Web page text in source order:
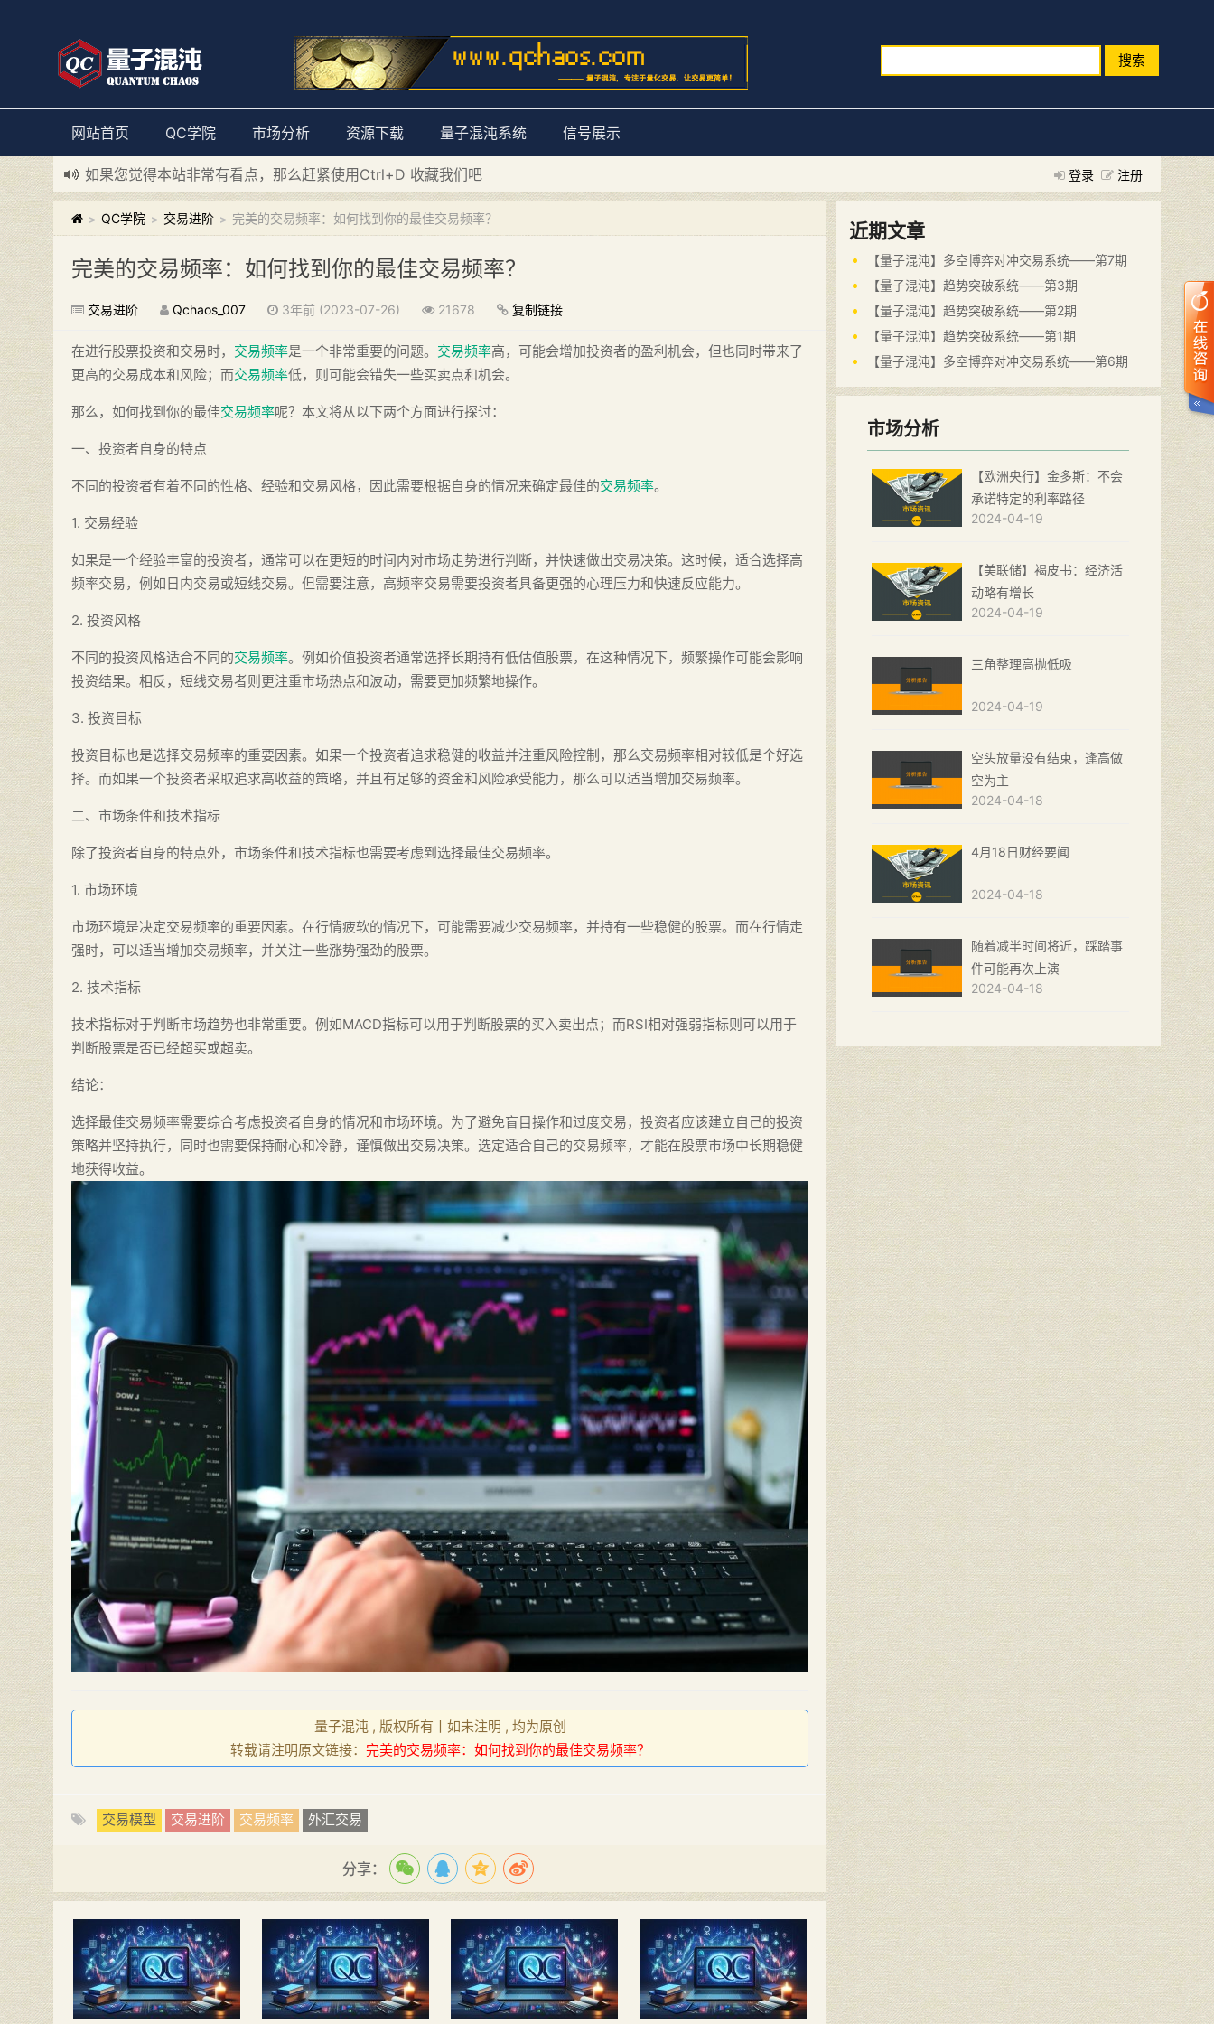
搜索
网站首页 QC学院 市场分析 资源下载 量子混沌系统 信号展示
登录 注册
如果您觉得本站非常有看点，那么赶紧使用Ctrl+D 收藏我们吧
新添加量子混沌系统板块，欢迎大家访问！---“量子混沌系统”
> QC学院 > 交易进阶 > 完美的交易频率：如何找到你的最佳交易频率？
完美的交易频率：如何找到你的最佳交易频率？
交易进阶 Qchaos_007 3年前 (2023-07-26) 21678 复制链接
在进行股票投资和交易时， 交易频率是一个非常重要的问题。 交易频率高，可能会增加投资者的盈利机会，但也同时带来了
更高的交易成本和风险；而交易频率低，则可能会错失一些买卖点和机会。
那么，如何找到你的最佳交易频率呢？本文将从以下两个方面进行探讨：
一、投资者自身的特点
不同的投资者有着不同的性格、经验和交易风格，因此需要根据自身的情况来确定最佳的交易频率。
1. 交易经验
如果是一个经验丰富的投资者，通常可以在更短的时间内对市场走势进行判断，并快速做出交易决策。这时候，适合选择高
频率交易，例如日内交易或短线交易。但需要注意，高频率交易需要投资者具备更强的心理压力和快速反应能力。
2. 投资风格
不同的投资风格适合不同的交易频率。例如价值投资者通常选择长期持有低估值股票，在这种情况下，频繁操作可能会影响
投资结果。相反，短线交易者则更注重市场热点和波动，需要更加频繁地操作。
3. 投资目标
投资目标也是选择交易频率的重要因素。如果一个投资者追求稳健的收益并注重风险控制，那么交易频率相对较低是个好选
择。而如果一个投资者采取追求高收益的策略，并且有足够的资金和风险承受能力，那么可以适当增加交易频率。
二、市场条件和技术指标
除了投资者自身的特点外，市场条件和技术指标也需要考虑到选择最佳交易频率。
1. 市场环境
市场环境是决定交易频率的重要因素。在行情疲软的情况下，可能需要减少交易频率，并持有一些稳健的股票。而在行情走
强时，可以适当增加交易频率，并关注一些涨势强劲的股票。
2. 技术指标
技术指标对于判断市场趋势也非常重要。例如MACD指标可以用于判断股票的买入卖出点；而RSI相对强弱指标则可以用于
判断股票是否已经超买或超卖。
结论：
选择最佳交易频率需要综合考虑投资者自身的情况和市场环境。为了避免盲目操作和过度交易，投资者应该建立自己的投资
策略并坚持执行，同时也需要保持耐心和冷静，谨慎做出交易决策。选定适合自己的交易频率，才能在股票市场中长期稳健
地获得收益。
量子混沌 , 版权所有丨如未注明 , 均为原创
转载请注明原文链接： 完美的交易频率：如何找到你的最佳交易频率？
交易模型 交易进阶 交易频率 外汇交易
分享：
近期文章
【量子混沌】多空博弈对冲交易系统——第7期
【量子混沌】趋势突破系统——第3期
【量子混沌】趋势突破系统——第2期
【量子混沌】趋势突破系统——第1期
【量子混沌】多空博弈对冲交易系统——第6期
市场分析
【欧洲央行】金多斯：不会
承诺特定的利率路径
2024-04-19
【美联储】褐皮书：经济活
动略有增长
2024-04-19
三角整理高抛低吸
2024-04-19
空头放量没有结束，逢高做
空为主
2024-04-18
4月18日财经要闻
2024-04-18
随着减半时间将近，踩踏事
件可能再次上演
2024-04-18